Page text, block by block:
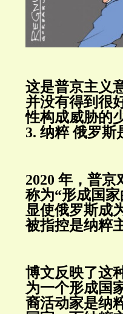
这是普京主义
并没有得到很
性构成威胁的
3. 纳粹 俄罗斯
2020 年，普京
称为“形成国家
显使俄罗斯成
被指控是纳粹
博文反映了这
为一个形成国
裔活动家是纳